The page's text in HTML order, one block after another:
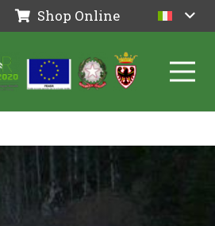
Shop Online